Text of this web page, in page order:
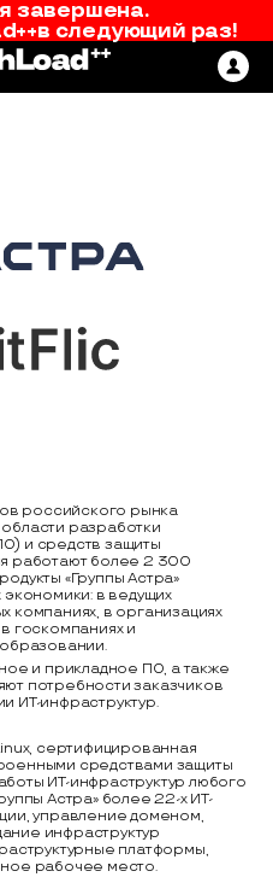
завершена.
в следующий раз!
российского рынка
разработки
и средств защиты
работают более 2 300
«Группы Астра»
экономики: в ведущих
компаниях, в организациях
госкомпаниях и
и прикладное ПО, а также
потребности заказчиков
ИТ-инфраструктур.
сертифицированная
средствами защиты
ИТ-инфраструктур любого
Астра» более 22-х ИТ-
управление доменом,
инфраструктур
платформы,
рабочее место.